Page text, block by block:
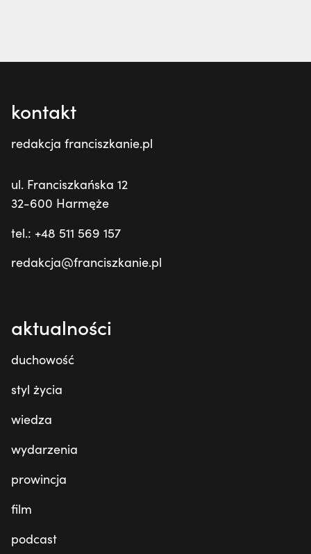
kontakt
redakcja franciszkanie.pl
ul. Franciszkańska 12
32-600 Harmęże
tel.: +48 511 569 157
redakcja@franciszkanie.pl
aktualności
duchowość
styl życia
wiedza
wydarzenia
prowincja
film
podcast